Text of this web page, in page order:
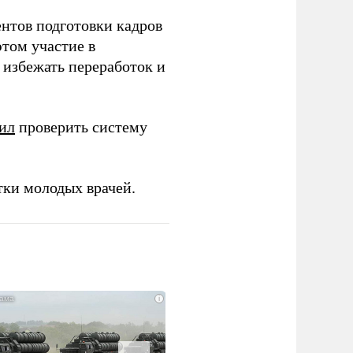
подготовки кадров
участие в
переработок и
проверить систему
молодых врачей.
i